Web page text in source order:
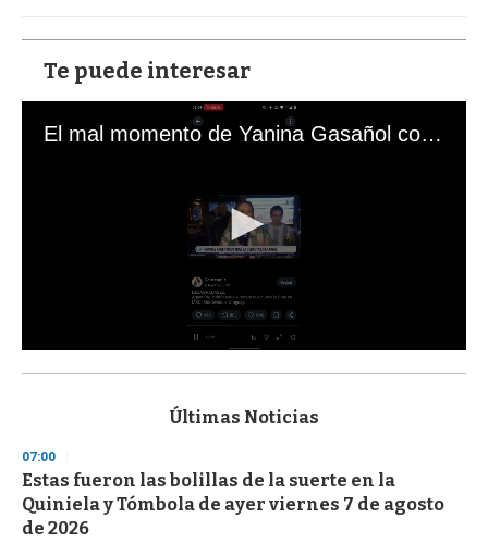
Te puede interesar
El mal momento de Yanina Gasañol con un hincha argentino en "Subrayado"
s
d
s
o
f
3
Últimas Noticias
07:00
Estas fueron las bolillas de la suerte en la
Quiniela y Tómbola de ayer viernes 7 de agosto
de 2026